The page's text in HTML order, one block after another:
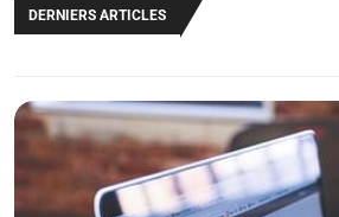
DERNIERS ARTICLES